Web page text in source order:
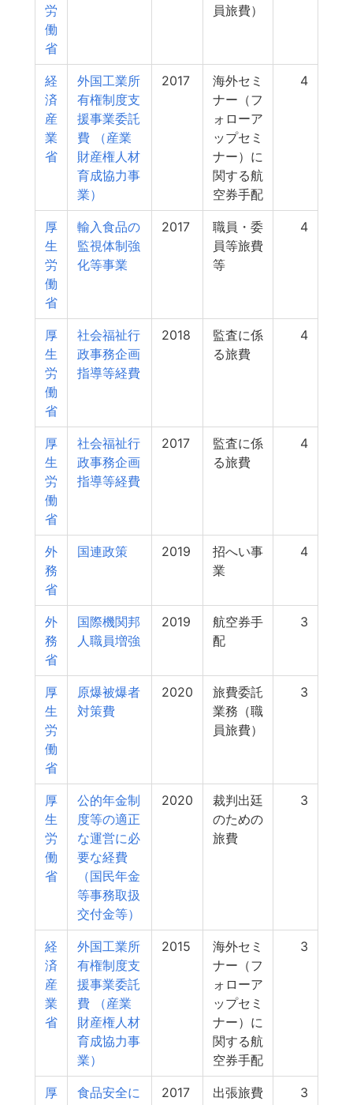
労
働
省
員旅費）
経
済
産
業
省
外国工業所
有権制度支
援事業委託
費 （産業
財産権人材
育成協力事
業）
2017
海外セミ
ナー（フ
ォローア
ップセミ
ナー）に
関する航
空券手配
4
厚
生
労
働
省
輸入食品の
監視体制強
化等事業
2017
職員・委
員等旅費
等
4
厚
生
労
働
省
社会福祉行
政事務企画
指導等経費
2018
監査に係
る旅費
4
厚
生
労
働
省
社会福祉行
政事務企画
指導等経費
2017
監査に係
る旅費
4
外
務
省
国連政策 2019
招へい事
業
4
外
務
省
国際機関邦
人職員増強
2019
航空券手
配
3
厚
生
労
働
省
原爆被爆者
対策費
2020
旅費委託
業務（職
員旅費）
3
厚
生
労
働
省
公的年金制
度等の適正
な運営に必
要な経費
（国民年金
等事務取扱
交付金等）
2020
裁判出廷
のための
旅費
3
経
済
産
業
省
外国工業所
有権制度支
援事業委託
費 （産業
財産権人材
育成協力事
業）
2015
海外セミ
ナー（フ
ォローア
ップセミ
ナー）に
関する航
空券手配
3
厚
食品安全に
2017
出張旅費
3